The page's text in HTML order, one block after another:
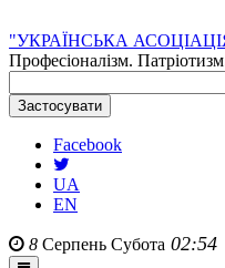
"УКРАЇНСЬКА
Професіоналізм.
Facebook
UA
EN
8 Серпень Субота 02:54